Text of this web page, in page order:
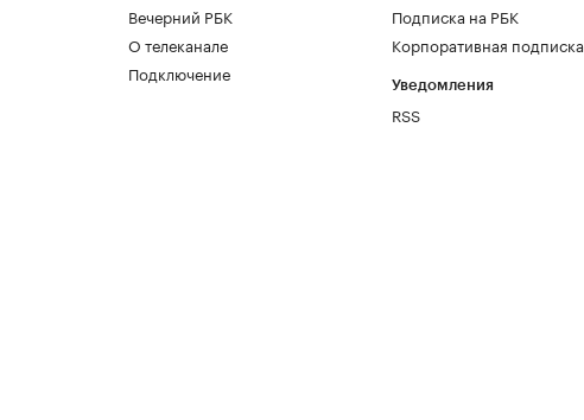
Вечерний РБК
О телеканале
Подключение
Подписка на РБК
Корпоративная подписка
Уведомления
RSS